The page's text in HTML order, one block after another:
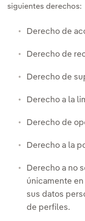
siguientes derechos:
Derecho de
Derecho de
Derecho de
Derecho a la
Derecho de
Derecho a la
Derecho a no
únicamente
sus datos
de perfiles.